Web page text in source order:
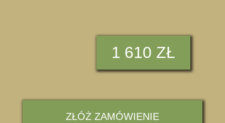
1 610 ZŁ
ZŁÓŻ ZAMÓWIENIE